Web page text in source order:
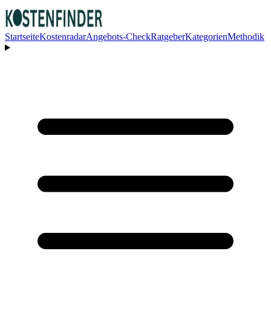
StartseiteKostenradarAngebots-CheckRatgeberKategorienMethodik